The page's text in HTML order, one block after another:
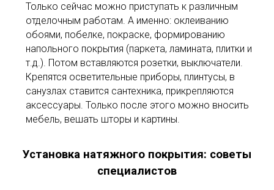
Только сейчас можно приступать к различным
отделочным работам. А именно: оклеиванию
обоями, побелке, покраске, формированию
напольного покрытия (паркета, ламината, плитки и
т.д.). Потом вставляются розетки, выключатели.
Крепятся осветительные приборы, плинтусы, в
санузлах ставится сантехника, прикрепляются
аксессуары. Только после этого можно вносить
мебель, вешать шторы и картины.
Установка натяжного покрытия: советы
специалистов